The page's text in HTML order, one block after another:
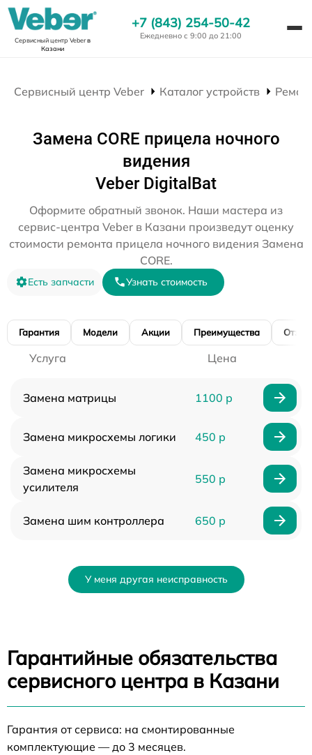
Сервисный центр Veberв
Казани
+7 (843) 254-50-42
Ежедневно с 9:00 до 21:00
Сервисный центр Veber Каталог устройств
Замена CORE прицела ночного
видения
Veber DigitalBat
Оформите обратный звонок. Наши мастера из
сервис-центра Veber в Казани произведут оценку
стоимости ремонта прицела ночного видения Замена
CORE.
Есть запчасти Узнать стоимость
Гарантия Модели Акции Преимущества
Услуга Цена
Замена матрицы 1100 р
Замена микросхемы логики 450 р
Замена микросхемы
усилителя
550 р
Замена шим контроллера 650 р
У меня другая неисправность
Гарантийные обязательства
сервисного центра в Казани
Гарантия от сервиса: на смонтированные
комплектующие — до 3 месяцев.